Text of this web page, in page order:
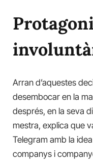
Arran d’aquestes
desembocar en la
després, en la seva
mestra, explica que
Telegram amb la
companys i